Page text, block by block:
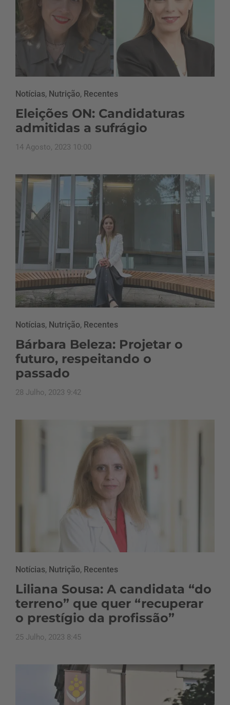
Notícias, Nutrição, Recentes
Eleições ON: Candidaturas
admitidas a sufrágio
14 Agosto, 2023 10:00
Notícias, Nutrição, Recentes
Bárbara Beleza: Projetar o
futuro, respeitando o
passado
28 Julho, 2023 9:42
Notícias, Nutrição, Recentes
Liliana Sousa: A candidata “do
terreno” que quer “recuperar
o prestígio da profissão”
25 Julho, 2023 8:45